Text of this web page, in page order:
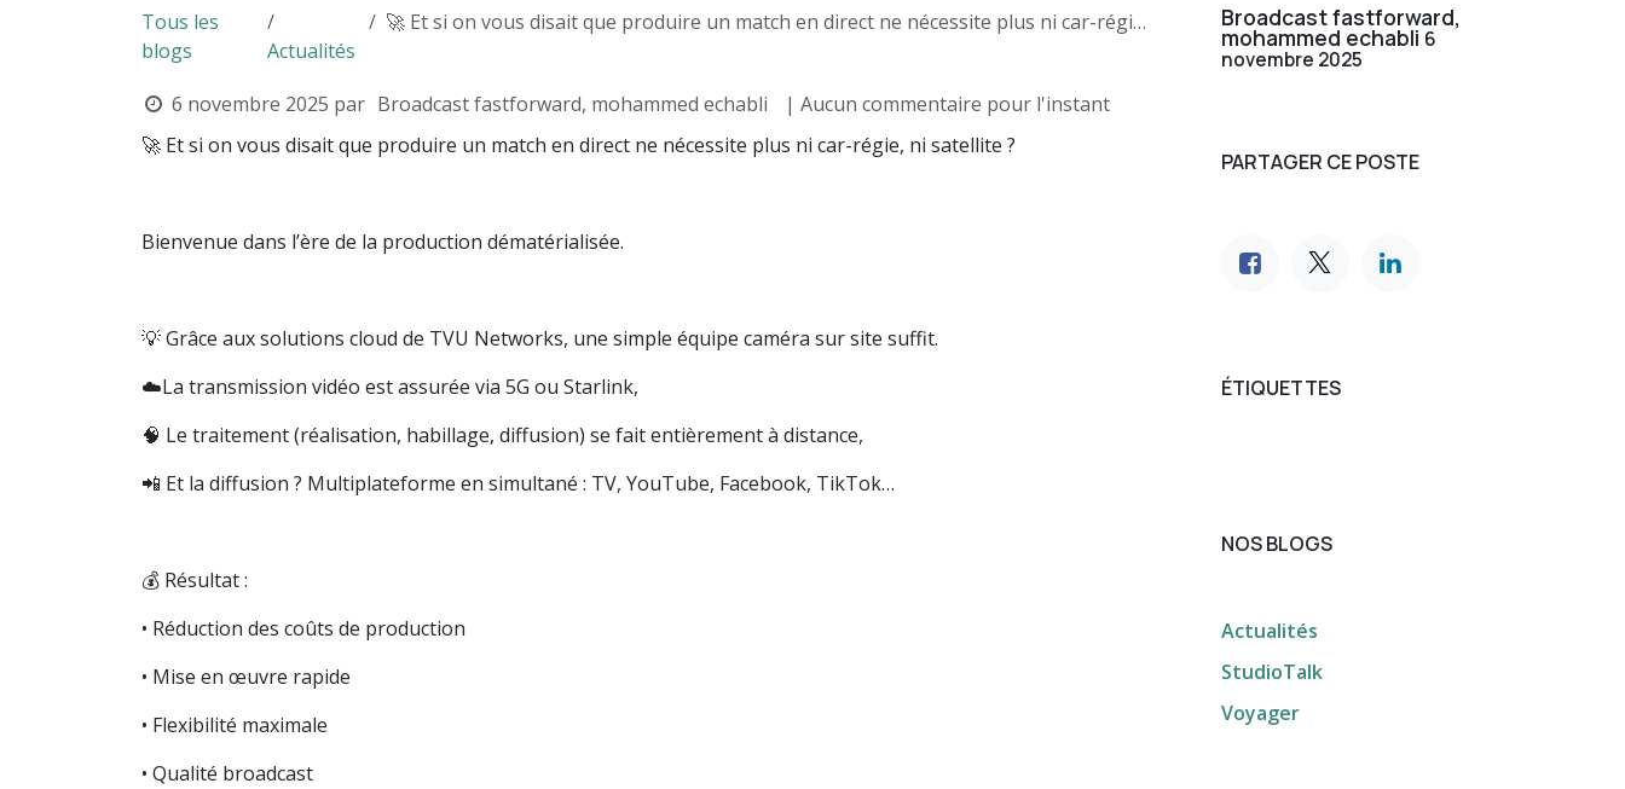
Tous les
blogs
Actualités
🚀 Et si on vous disait que produire un match en direct ne nécessite plus ni car-régie, ni satellite ?
6 novembre 2025 par Broadcast fastforward, mohammed echabli
| Aucun commentaire pour l'instant
🚀 Et si on vous disait que produire un match en direct ne nécessite plus ni car-régie, ni satellite ?
Bienvenue dans l’ère de la production dématérialisée.
💡 Grâce aux solutions cloud de TVU Networks, une simple équipe caméra sur site suffit.
☁️La transmission vidéo est assurée via 5G ou Starlink,
🧠 Le traitement (réalisation, habillage, diffusion) se fait entièrement à distance,
📲 Et la diffusion ? Multiplateforme en simultané : TV, YouTube, Facebook, TikTok…
💰 Résultat :
• Réduction des coûts de production
• Mise en œuvre rapide
• Flexibilité maximale
• Qualité broadcast
Broadcast fastforward,
mohammed echabli 6
novembre 2025
PARTAGER CE POSTE
ÉTIQUETTES
NOS BLOGS
Actualités
StudioTalk
Voyager